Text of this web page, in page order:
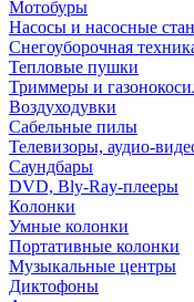
Мотобуры
Насосы и насосные
Снегоуборочная
Тепловые пушки
Триммеры и
Воздуходувки
Сабельные пилы
Телевизоры, аудио-
Саундбары
DVD, Bly-Ray-плееры
Колонки
Умные колонки
Портативные колонки
Музыкальные центры
Диктофоны